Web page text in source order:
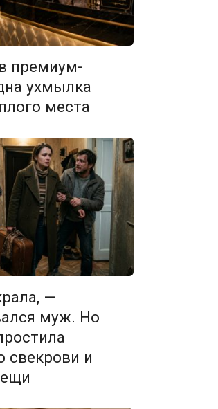
премиум-
ухмылка
места
—
муж. Но
свекрови и